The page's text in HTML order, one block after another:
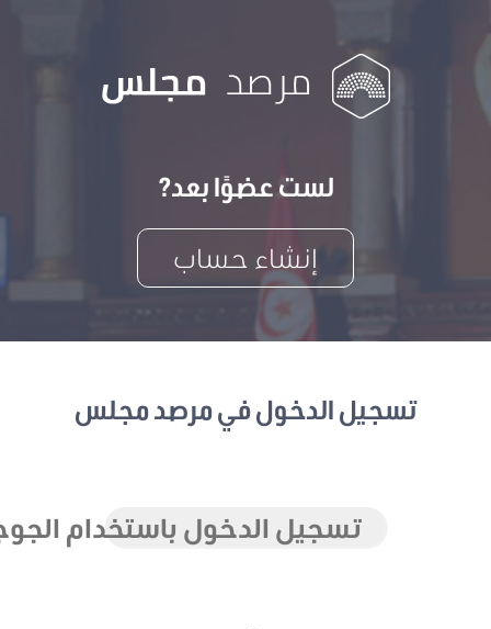
لست عضوًا بعد?
إنشاء حساب
تسجيل الدخول في مرصد مجلس
تسجيل الدخول باستخدام الجوجل